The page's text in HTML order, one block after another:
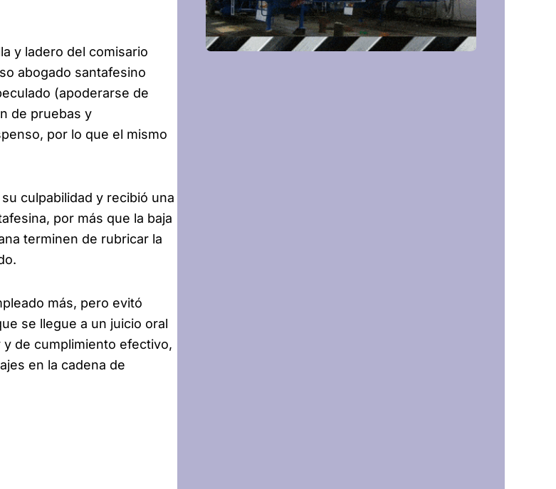
y ladero del comisario
abogado santafesino
(apoderarse de
de pruebas y
por lo que el mismo
culpabilidad y recibió una
por más que la baja
terminen de rubricar la
más, pero evitó
se llegue a un juicio oral
de cumplimiento efectivo,
en la cadena de